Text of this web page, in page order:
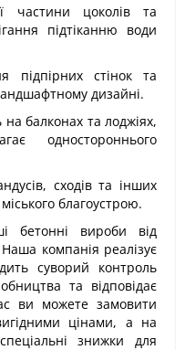
частини цоколів та
підтіканню води
підпірних стінок та
дизайні.
балконах та лоджіях,
одностороннього
сходів та інших
благоустрою.
бетонні вироби від
компанія реалізує
суворий контроль
та відповідає
ви можете замовити
цінами, а на
знижки для